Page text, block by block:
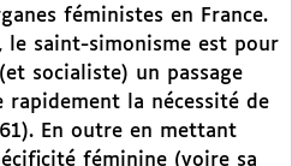
féministes en France.
le saint-simonisme est pour
socialiste) un passage
rapidement la nécessité de
En outre en mettant
féminine (voire sa